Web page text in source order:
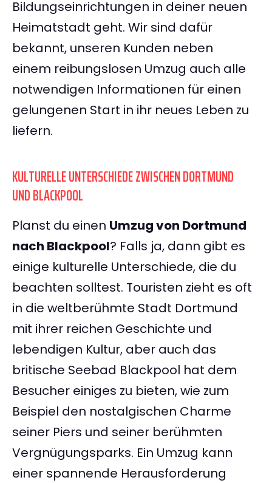
Bildungseinrichtungen in deiner neuen
Heimatstadt geht. Wir sind dafür
bekannt, unseren Kunden neben
einem reibungslosen Umzug auch alle
notwendigen Informationen für einen
gelungenen Start in ihr neues Leben zu
liefern.
KULTURELLE UNTERSCHIEDE ZWISCHEN DORTMUND
UND BLACKPOOL
Planst du einen Umzug von Dortmund
nach Blackpool? Falls ja, dann gibt es
einige kulturelle Unterschiede, die du
beachten solltest. Touristen zieht es oft
in die weltberühmte Stadt Dortmund
mit ihrer reichen Geschichte und
lebendigen Kultur, aber auch das
britische Seebad Blackpool hat dem
Besucher einiges zu bieten, wie zum
Beispiel den nostalgischen Charme
seiner Piers und seiner berühmten
Vergnügungsparks. Ein Umzug kann
einer spannende Herausforderung